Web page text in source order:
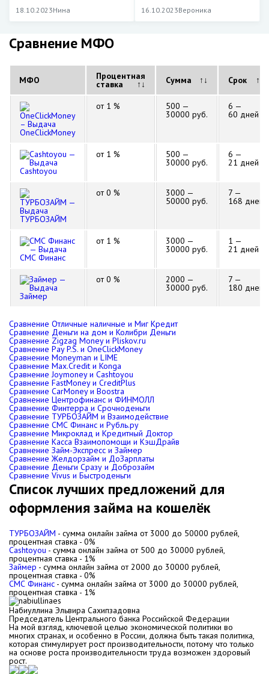
18.10.2023Нина 16.10.2023Вероника
Сравнение МФО
МФО Процентная
ставка ↑↓ Сумма ↑↓ Срок ↑↓
OneClickMoney
от 1 % 500 —
30000 руб.
6 —
60 дней
Cashtoyou
от 1 % 500 —
30000 руб.
6 —
21 дней
ТУРБОЗАЙМ
от 0 % 3000 —
50000 руб.
7 —
168 дней
СМС Финанс
от 1 % 3000 —
30000 руб.
1 —
21 дней
Займер
от 0 % 2000 —
30000 руб.
7 —
180 дней
Сравнение Отличные наличные и Миг Кредит
Сравнение Деньги на дом и Колибри Деньги
Сравнение Zigzag Money и Pliskov.ru
Сравнение Pay P.S. и OneClickMoney
Сравнение Moneyman и LIME
Сравнение Max.Credit и Konga
Сравнение Joymoney и Cashtoyou
Сравнение FastMoney и CreditPlus
Сравнение CarMoney и Boostra
Сравнение Центрофинанс и ФИНМОЛЛ
Сравнение Финтерра и Срочноденьги
Сравнение ТУРБОЗАЙМ и Взаимодействие
Сравнение СМС Финанс и Рубль.ру
Сравнение Микроклад и Кредитный Доктор
Сравнение Касса Взаимопомощи и КэшДрайв
Сравнение Займ-Экспресс и Займер
Сравнение Желдорзайм и ДоЗарплаты
Сравнение Деньги Сразу и Доброзайм
Сравнение Vivus и Быстроденьги
Список лучших предложений для
оформления займа на кошелёк
ТУРБОЗАЙМ - сумма онлайн займа от 3000 до 50000 рублей,
процентная ставка - 0%
Cashtoyou - сумма онлайн займа от 500 до 30000 рублей,
процентная ставка - 1%
Займер - сумма онлайн займа от2000 до 30000 рублей,
процентная ставка - 0%
СМС Финанс - сумма онлайн займа от 3000 до 30000 рублей,
процентная ставка - 1%
Набиуллина Эльвира Сахипзадовна
Председатель Центрального банка Российской Федерации
На мой взгляд, ключевой целью экономической политики во
многих странах, и особенно в России, должна быть такая политика,
которая стимулирует рост производительности, потому что только
на основе роста производительности труда возможен здоровый
рост.